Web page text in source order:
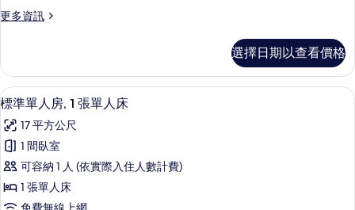
張
準
雙
人
床
的
所
有
更多資訊
更
客
房,
1
標
準
人
床
的
選擇日期以查看價格
顯
示
標
準
單
人
標準單人房, 1 張單人床 | 埃及棉床單
5
標準單人房, 1 張單人床
17 平方公尺
1 間臥室
可容納 1 人 (依實際入住人數計費)
1 張單人床